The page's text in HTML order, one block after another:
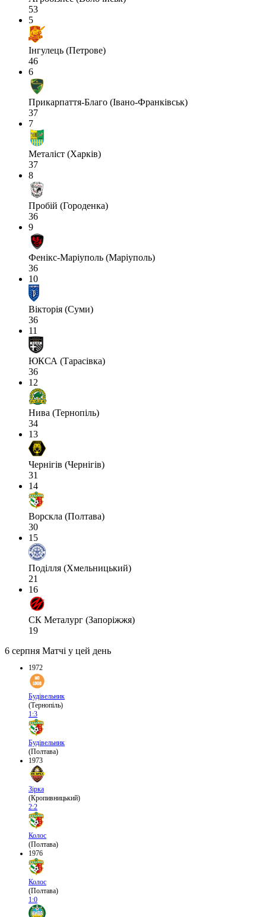
53
5
Інгулець (Петрове)
46
6
Прикарпаття-Благо (Івано-Франківськ)
37
7
Металіст (Харків)
37
8
Пробій (Городенка)
36
9
Фенікс-Маріуполь (Маріуполь)
36
10
Вікторія (Суми)
36
11
ЮКСА (Тарасівка)
36
12
Нива (Тернопіль)
34
13
Чернігів (Чернігів)
31
14
Ворскла (Полтава)
30
15
Поділля (Хмельницький)
21
16
СК Металург (Запоріжжя)
19
6 серпня Матчі у цей день
1972
Будівельник
(Тернопіль)
1:3
Будівельник
(Полтава)
1973
Зірка
(Кропивницький)
2:2
Колос
(Полтава)
1976
Колос
(Полтава)
1:0